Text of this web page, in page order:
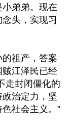
弟弟。现在
头，实现习
祖产，答案
江泽民已经
走封闭僵化的
治定力，坚
社会主义。”